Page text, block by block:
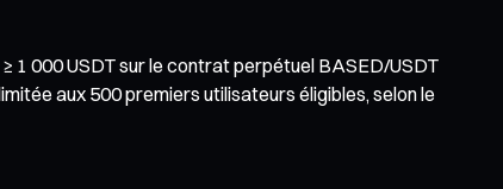
1 000 USDT sur le contrat perpétuel BASED/USDT
aux 500 premiers utilisateurs éligibles, selon le